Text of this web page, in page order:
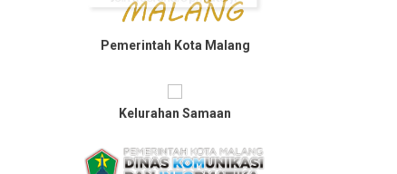
Pemerintah Kota Malang
Kelurahan Samaan